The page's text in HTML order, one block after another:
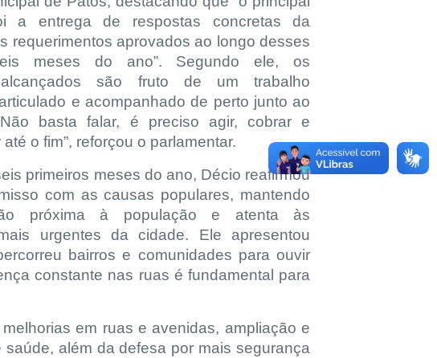
a entrega de respostas concretas da
requerimentos aprovados ao longo desses
meses do ano”. Segundo ele, os
alcançados são fruto de um trabalho
e acompanhado de perto junto ao
basta falar, é preciso agir, cobrar e
o fim”, reforçou o parlamentar.
primeiros meses do ano, Décio reafirmou
com as causas populares, mantendo
próxima à população e atenta às
urgentes da cidade. Ele apresentou
bairros e comunidades para ouvir
constante nas ruas é fundamental para
em ruas e avenidas, ampliação e
além da defesa por mais segurança